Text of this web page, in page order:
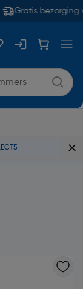
Gratis bezorging